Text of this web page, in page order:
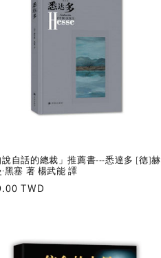
說自話的總裁」推薦書---悉達多 [德]赫
黑塞 著 楊武能 譯
TWD